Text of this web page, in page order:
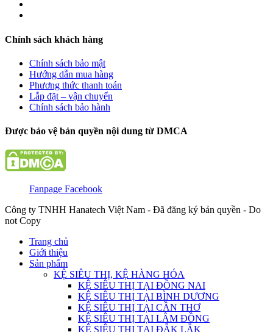
Chính sách khách hàng
Chính sách bảo mật
Hướng dẫn mua hàng
Phương thức thanh toán
Lắp đặt – vận chuyển
Chính sách bảo hành
Được bảo vệ bản quyền nội dung từ DMCA
Fanpage Facebook
Công ty TNHH Hanatech Việt Nam - Đã đăng ký bản quyền - Do
not Copy
Trang chủ
Giới thiệu
Sản phẩm
KỆ SIÊU THỊ, KỆ HÀNG HÓA
KỆ SIÊU THỊ TẠI ĐỒNG NAI
KỆ SIÊU THỊ TẠI BÌNH DƯƠNG
KỆ SIÊU THỊ TẠI CẦN THƠ
KỆ SIÊU THỊ TẠI LÂM ĐỒNG
KỆ SIÊU THỊ TẠI ĐẮK LẮK